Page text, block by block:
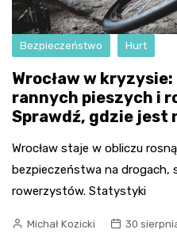
Bezpieczeństwo Hurt
Wrocław w
rannych pieszych i
Sprawdź, gdzie jest
Wrocław staje w obliczu
bezpieczeństwa na drogach,
rowerzystów. Statystyki
Michał Kozicki 30